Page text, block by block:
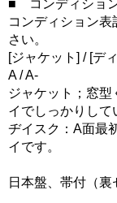
■ コンディショ
コンディション表
さい。
[ジャケット] / [デ
A / A-
ジャケット；窓
イでしっかりして
ヂイスク：A面最
イです。
日本盤、帯付（裏